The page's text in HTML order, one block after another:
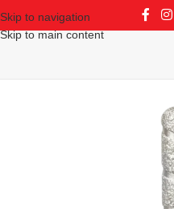
Skip to navigation
Skip to main content